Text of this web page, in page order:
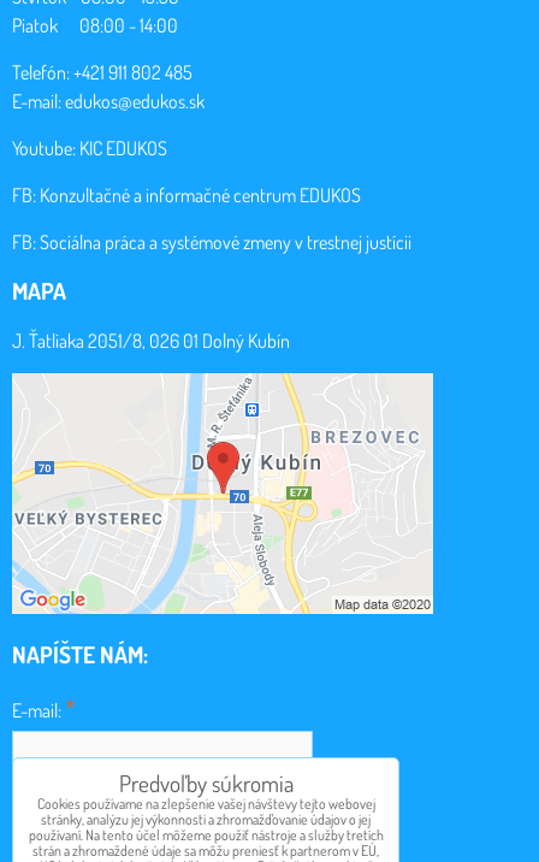
Piatok 08:00 - 14:00
Telefón: +421 911 802 485
E-mail:edukos@edukos.sk
Youtube: KIC EDUKOS
FB: Konzultačné a informačné centrum EDUKOS
FB:Sociálna práca a systémové zmeny v trestnej justícii
MAPA
J. Ťatliaka 2051/8, 026 01 Dolný Kubín
NAPÍŠTE NÁM:
E-mail:*
Obsah:*
Predvoľby súkromia
Cookies používame na zlepšenie vašej návštevy tejto webovej
stránky, analýzu jej výkonnosti a zhromažďovanie údajov o jej
používaní. Na tento účel môžeme použiť nástroje a služby tretích
strán a zhromaždené údaje sa môžu preniesť k partnerom v EÚ,